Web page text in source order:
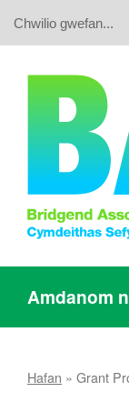
Amdanom
Hafan » Grant